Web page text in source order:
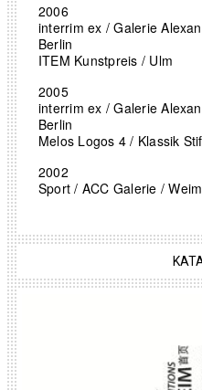
2006
interrim ex / Galerie
Berlin
ITEM Kunstpreis / Ulm
2005
interrim ex / Galerie
Berlin
Melos Logos 4 / Klassik
2002
Sport / ACC Galerie /